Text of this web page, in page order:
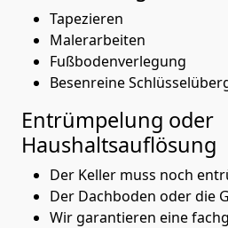
Tapezieren
Malerarbeiten
Fußbodenverlegung
Besenreine
Entrümpelung oder
Haushaltsauflösung
Der Keller muss noch
Der Dachboden oder die
Wir garantieren eine